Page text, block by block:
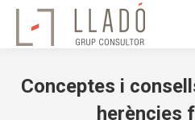
Conceptes i
herències